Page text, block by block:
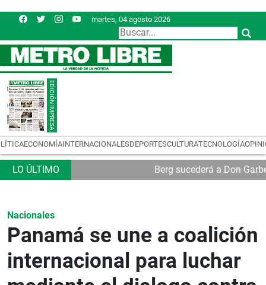
martes, 04 agosto 2026
ECONOMÍAINTERNACIONALESDEPORTESCULTURATECNOLOGÍA
Berg sucederá a Don
Nacionales
Panamá se une a coalición
internacional para luchar